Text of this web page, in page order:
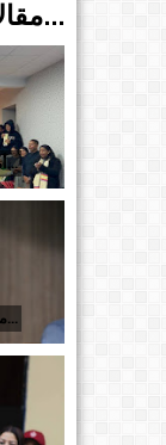
مقالات أخرى...
أميج فرع الفداء تنظم التدريب المحلي...
محمد طارق: السياسات العمومية للتشغي...